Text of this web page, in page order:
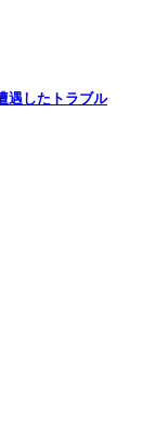
遇したトラブル